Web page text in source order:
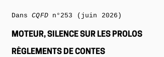
DansCQFDn°253 (juin 2026)
MOTEUR, SILENCE SUR LES PROLOS
RÈGLEMENTS DE CONTES